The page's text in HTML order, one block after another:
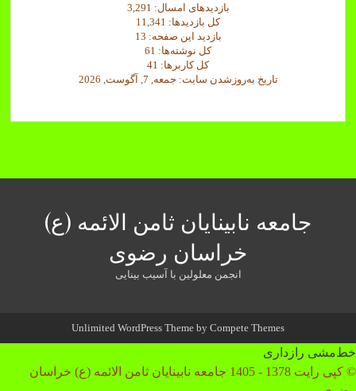
بازدیدهای امسال: 3,291
کل بازدیدها: 11,341
بازدید این صفحه: 13
کل نوشته‌ها: 61
کل کاربرها: 41
تاریخ به‌روزشدن سایت: جمعه, 7, آگوست, 2026
جامعه نابینایان ثامن الائمه (ع)
خراسان رضوی
انجمن معلولین با آسیب بینایی
Unlimited WordPress Theme by Compete Themes
خط‌مشی رازداری
© کپی رایت 1378 - 1405 جامعه نابینایان ثامن الائمه (ع) خراسان